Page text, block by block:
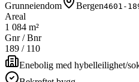
Grunneiendom
Bergen4601-
Areal
1 084 m²
Gnr / Bnr
189 / 110
Enebolig med hybelleilighet/